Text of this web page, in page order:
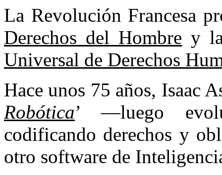
La Revolución Francesa
Derechos del Hombre y
Universal de Derechos
Hace unos 75 años, Isaac
Robótica’ —luego
codificando derechos y
otro software de